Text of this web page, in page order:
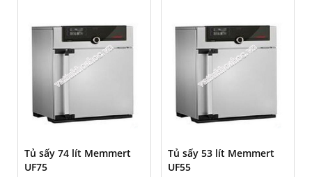
Tủ sấy 74 lít Memmert
UF75
Tủ sấy 53 lít Memmert
UF55